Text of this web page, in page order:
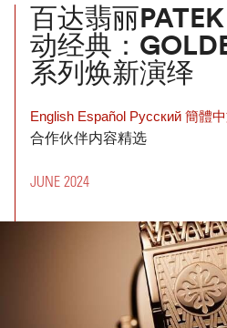
百达翡丽
动经典：
系列焕新演绎
English Español Pусский 簡體
合作伙伴内容精选
JUNE 2024